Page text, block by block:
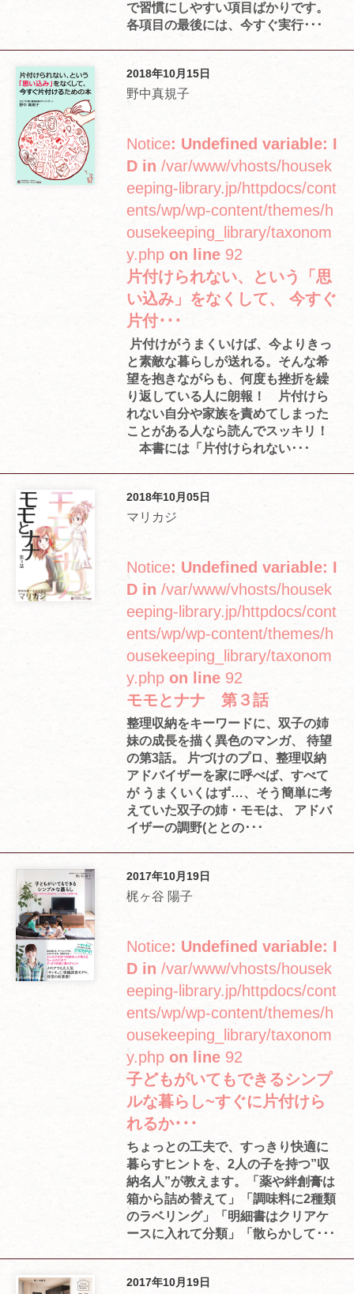
で習慣にしやすい項目ばかりです。
各項目の最後には、今すぐ実行･･･
2018年10月15日
野中真規子
Notice: Undefined variable: I
D in /var/www/vhosts/housek
eeping-library.jp/httpdocs/cont
ents/wp/wp-content/themes/h
ousekeeping_library/taxonom
y.php on line 92
片付けられない、という「思
い込み」をなくして、 今すぐ
片付･･･
片付けがうまくいけば、今よりきっ
と素敵な暮らしが送れる。そんな希
望を抱きながらも、何度も挫折を繰
り返している人に朗報！ 片付けら
れない自分や家族を責めてしまった
ことがある人なら読んでスッキリ！
本書には「片付けられない･･･
2018年10月05日
マリカジ
Notice: Undefined variable: I
D in /var/www/vhosts/housek
eeping-library.jp/httpdocs/cont
ents/wp/wp-content/themes/h
ousekeeping_library/taxonom
y.php on line 92
モモとナナ 第３話
整理収納をキーワードに、双子の姉
妹の成長を描く異色のマンガ、 待望
の第3話。 片づけのプロ、整理収納
アドバイザーを家に呼べば、すべて
が うまくいくはず…、そう簡単に考
えていた双子の姉・モモは、 アドバ
イザーの調野(ととの･･･
2017年10月19日
梶ヶ谷 陽子
Notice: Undefined variable: I
D in /var/www/vhosts/housek
eeping-library.jp/httpdocs/cont
ents/wp/wp-content/themes/h
ousekeeping_library/taxonom
y.php on line 92
子どもがいてもできるシンプ
ルな暮らし~すぐに片付けら
れるか･･･
ちょっとの工夫で、すっきり快適に
暮らすヒントを、2人の子を持つ”収
納名人”が教えます。「薬や絆創膏は
箱から詰め替えて」「調味料に2種類
のラベリング」「明細書はクリアケ
ースに入れて分類」「散らかして･･･
2017年10月19日